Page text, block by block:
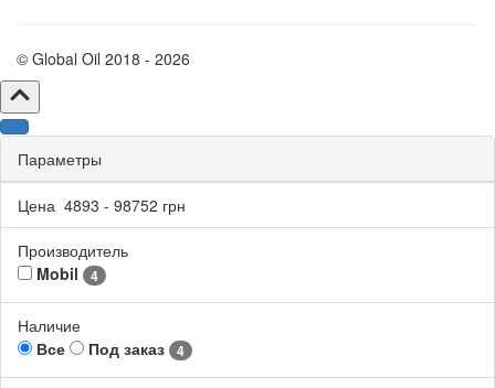
© Global Oil 2018 - 2026
Параметры
Цена 4893 - 98752 грн
Производитель
Mobil
4
Наличие
Все
Под заказ 4